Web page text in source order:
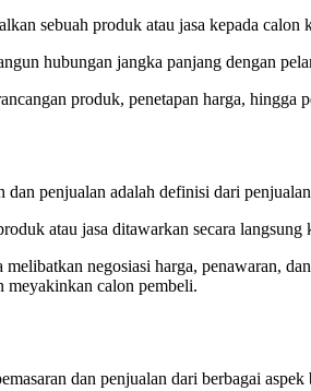
sebuah produk atau jasa kepada calon
hubungan jangka panjang dengan
produk, penetapan harga, hingga
dan penjualan adalah definisi dari
atau jasa ditawarkan secara
negosiasi harga, penawaran,
meyakinkan calon pembeli.
dan penjualan dari berbagai aspek